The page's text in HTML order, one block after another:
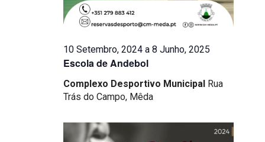
Escola de Andebol
10 Setembro, 2024 a8 Junho, 2025
Complexo Desportivo Municipal Rua
Trás do Campo, Mêda